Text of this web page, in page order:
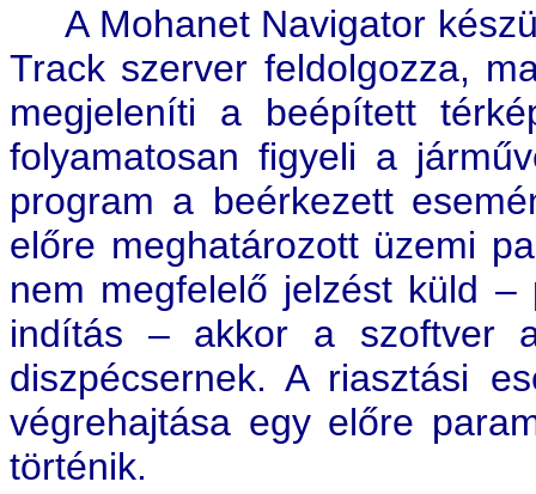
A Mohanet Navigator
Track szerver feldolgozza,
megjeleníti a beépített
folyamatosan figyeli a
program a beérkezett
előre meghatározott üzemi
nem megfelelő jelzést küld
indítás – akkor a szoftver
diszpécsernek. A riasztási
végrehajtása egy előre
történik.